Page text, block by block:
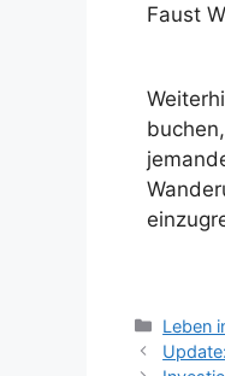
Faust
Leben